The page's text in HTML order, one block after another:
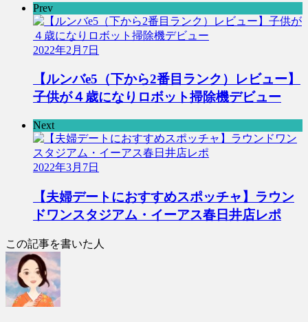
Prev
2022年2月7日
【ルンバe5（下から2番目ランク）レビュー】
子供が４歳になりロボット掃除機デビュー
Next
2022年3月7日
【夫婦デートにおすすめスポッチャ】ラウン
ドワンスタジアム・イーアス春日井店レポ
この記事を書いた人